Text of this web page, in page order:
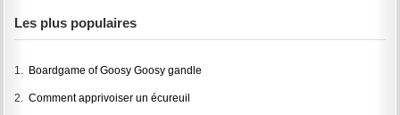
Les plus populaires
1. Boardgame of Goosy Goosy gandle
2.Comment apprivoiser un écureuil